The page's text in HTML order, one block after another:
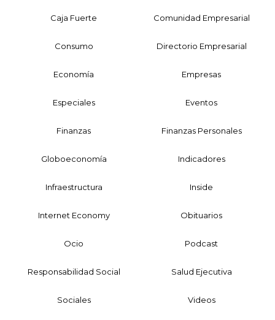
Caja Fuerte Comunidad Empresarial
Consumo Directorio Empresarial
Economía Empresas
Especiales Eventos
Finanzas Finanzas Personales
Globoeconomía Indicadores
Infraestructura Inside
Internet Economy Obituarios
Ocio Podcast
Responsabilidad Social Salud Ejecutiva
Sociales Videos